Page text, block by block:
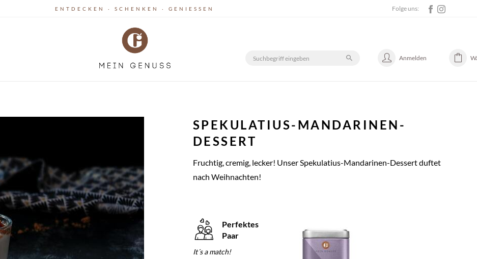
ENTDECKEN · SCHENKEN · GENIESSEN Folge uns:
Anmelden
SPEKULATIUS-MANDARINEN-
DESSERT
Fruchtig, cremig, lecker! Unser Spekulatius-Mandarinen-Dessert duftet
nach Weihnachten!
Perfektes
Paar
It´s a match!